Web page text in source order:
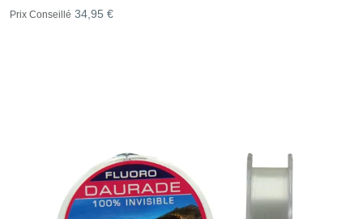
Prix Conseillé 34,95 €